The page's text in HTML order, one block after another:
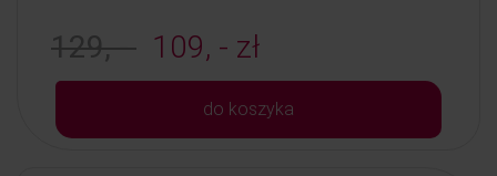
129, - 109, - zł
do koszyka